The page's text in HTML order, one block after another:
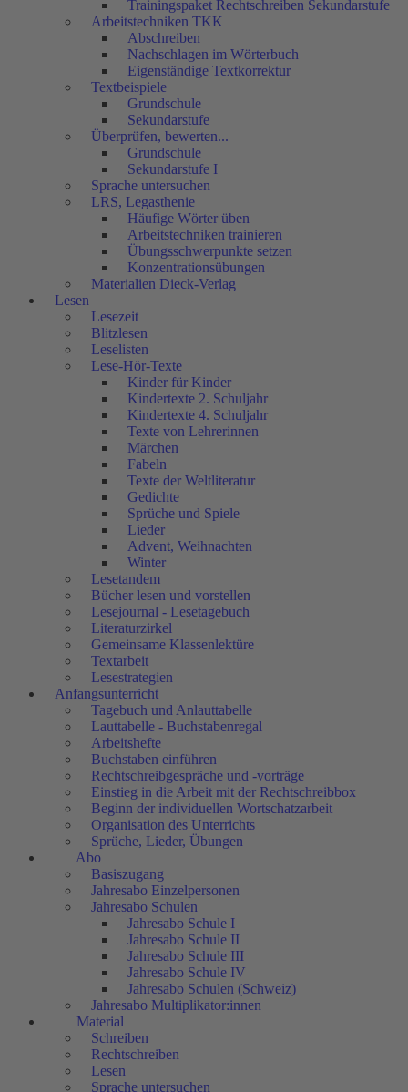
Trainingspaket Rechtschreiben Sekundarstufe
Arbeitstechniken TKK
Abschreiben
Nachschlagen im Wörterbuch
Eigenständige Textkorrektur
Textbeispiele
Grundschule
Sekundarstufe
Überprüfen, bewerten...
Grundschule
Sekundarstufe I
Sprache untersuchen
LRS, Legasthenie
Häufige Wörter üben
Arbeitstechniken trainieren
Übungsschwerpunkte setzen
Konzentrationsübungen
Materialien Dieck-Verlag
Lesen
Lesezeit
Blitzlesen
Leselisten
Lese-Hör-Texte
Kinder für Kinder
Kindertexte 2. Schuljahr
Kindertexte 4. Schuljahr
Texte von Lehrerinnen
Märchen
Fabeln
Texte der Weltliteratur
Gedichte
Sprüche und Spiele
Lieder
Advent, Weihnachten
Winter
Lesetandem
Bücher lesen und vorstellen
Lesejournal - Lesetagebuch
Literaturzirkel
Gemeinsame Klassenlektüre
Textarbeit
Lesestrategien
Anfangsunterricht
Tagebuch und Anlauttabelle
Lauttabelle - Buchstabenregal
Arbeitshefte
Buchstaben einführen
Rechtschreibgespräche und -vorträge
Einstieg in die Arbeit mit der Rechtschreibbox
Beginn der individuellen Wortschatzarbeit
Organisation des Unterrichts
Sprüche, Lieder, Übungen
Abo
Basiszugang
Jahresabo Einzelpersonen
Jahresabo Schulen
Jahresabo Schule I
Jahresabo Schule II
Jahresabo Schule III
Jahresabo Schule IV
Jahresabo Schulen (Schweiz)
Jahresabo Multiplikator:innen
Material
Schreiben
Rechtschreiben
Lesen
Sprache untersuchen